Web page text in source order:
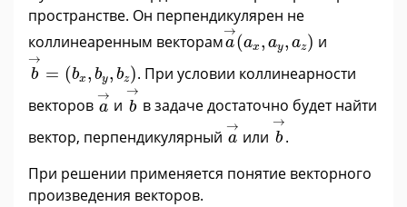
пространстве. Он перпендикулярен не
коллинеаренным векторам
→
a(ax , ay, az)
a→(ax,ay,
и
→
b = (bx , by, bz)
b→=(bx,by,bz)
. При условии коллинеарности
векторов
→
a
a→
и
→
b
b→
в задаче достаточно будет найти
вектор, перпендикулярный
→
a
a→
или
→
b
b→
.
При решении применяется понятие векторного
произведения векторов.